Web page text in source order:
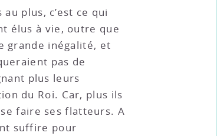
plus, c’est ce qui
élus à vie, outre que
grande inégalité, et
pas de
plus leurs
du Roi. Car, plus ils
faire ses flatteurs. A
suffire pour